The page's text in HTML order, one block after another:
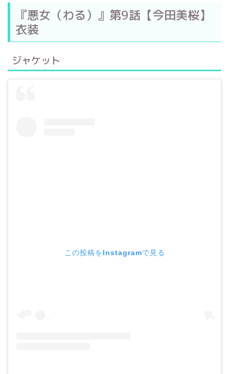
『悪女（わる）』第9話【今田美桜】
衣装
ジャケット
この投稿をInstagramで見る